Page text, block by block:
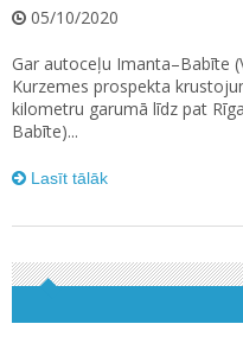
05/10/2020
Gar autoceļu Imanta–Babīte
Kurzemes prospekta
kilometru garumā līdz pat
Babīte)...
Lasīt tālāk